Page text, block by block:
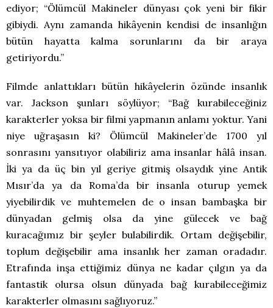
ediyor; “Ölümcül Makineler dünyası çok yeni bir fikir
gibiydi. Aynı zamanda hikâyenin kendisi de insanlığın
bütün hayatta kalma sorunlarını da bir araya
getiriyordu.”
Filmde anlattıkları bütün hikâyelerin özünde insanlık
var. Jackson şunları söylüyor; “Bağ kurabileceğiniz
karakterler yoksa bir filmi yapmanın anlamı yoktur. Yani
niye uğraşasın ki? Ölümcül Makineler’de 1700 yıl
sonrasını yansıtıyor olabiliriz ama insanlar hâlâ insan.
İki ya da üç bin yıl geriye gitmiş olsaydık yine Antik
Mısır’da ya da Roma’da bir insanla oturup yemek
yiyebilirdik ve muhtemelen de o insan bambaşka bir
dünyadan gelmiş olsa da yine gülecek ve bağ
kuracağımız bir şeyler bulabilirdik. Ortam değişebilir,
toplum değişebilir ama insanlık her zaman oradadır.
Etrafında inşa ettiğimiz dünya ne kadar çılgın ya da
fantastik olursa olsun dünyada bağ kurabileceğimiz
karakterler olmasını sağlıyoruz.”